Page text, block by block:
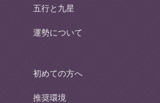
五行と九星
運勢について
初めての方へ
推奨環境